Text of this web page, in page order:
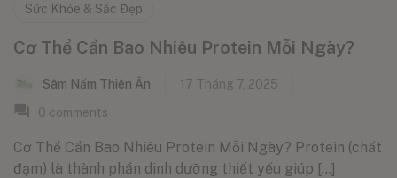
Sức Khỏe & Sắc Đẹp
Cơ Thể Cần Bao Nhiêu Protein Mỗi Ngày?
Sâm Nấm Thiên Ân
17 Tháng 7, 2025
0 comments
Cơ Thể Cần Bao Nhiêu Protein Mỗi Ngày? Protein (chất
đạm) là thành phần dinh dưỡng thiết yếu giúp [...]